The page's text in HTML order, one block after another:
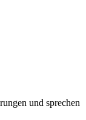
und sprechen